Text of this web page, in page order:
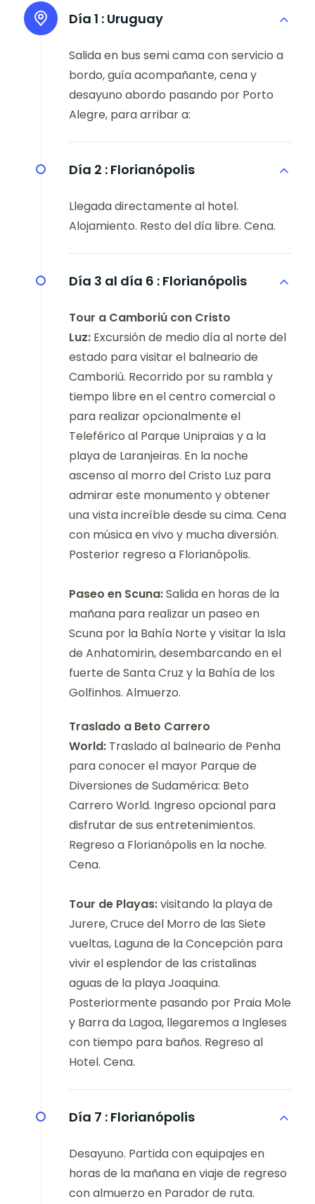
Día 1 : Uruguay
Salida en bus semi cama con servicio a
bordo, guía acompañante, cena y
desayuno abordo pasando por Porto
Alegre, para arribar a:
Día 2 : Florianópolis
Llegada directamente al hotel.
Alojamiento. Resto del día libre. Cena.
Día 3 al día 6 : Florianópolis
Tour a Camboriú con Cristo
Luz: Excursión de medio día al norte del
estado para visitar el balneario de
Camboriú. Recorrido por su rambla y
tiempo libre en el centro comercial o
para realizar opcionalmente el
Teleférico al Parque Unipraias y a la
playa de Laranjeiras. En la noche
ascenso al morro del Cristo Luz para
admirar este monumento y obtener
una vista increíble desde su cima. Cena
con música en vivo y mucha diversión.
Posterior regreso a Florianópolis.
Paseo en Scuna:Salida en horas de la
mañana para realizar un paseo en
Scuna por la Bahía Norte y visitar la Isla
de Anhatomirin, desembarcando en el
fuerte de Santa Cruz y la Bahía de los
Golfinhos. Almuerzo.
Traslado a Beto Carrero
World: Traslado al balneario de Penha
para conocer el mayor Parque de
Diversiones de Sudamérica: Beto
Carrero World. Ingreso opcional para
disfrutar de sus entretenimientos.
Regreso a Florianópolis en la noche.
Cena.
Tour de Playas:visitando la playa de
Jurere, Cruce del Morro de las Siete
vueltas, Laguna de la Concepción para
vivir el esplendor de las cristalinas
aguas de la playa Joaquina.
Posteriormente pasando por Praia Mole
y Barra da Lagoa, llegaremos a Ingleses
con tiempo para baños. Regreso al
Hotel. Cena.
Día 7 : Florianópolis
Desayuno. Partida con equipajes en
horas de la mañana en viaje de regreso
con almuerzo en Parador de ruta.